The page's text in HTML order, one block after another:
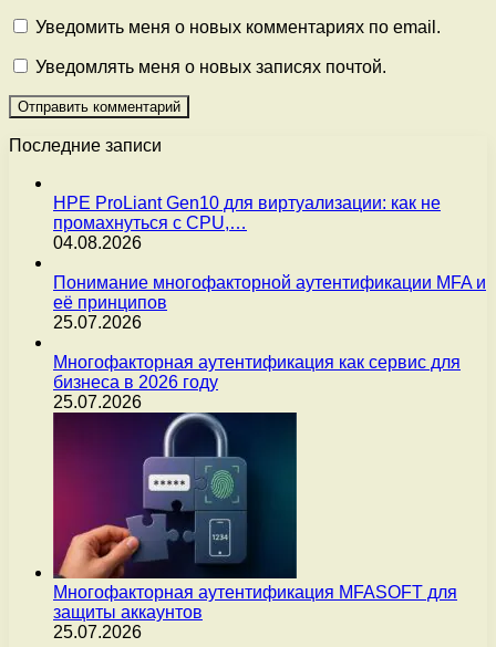
Уведомить меня о новых комментариях по email.
Уведомлять меня о новых записях почтой.
Последние записи
HPE ProLiant Gen10 для виртуализации: как не
промахнуться с CPU,…
04.08.2026
Понимание многофакторной аутентификации MFA и
её принципов
25.07.2026
Многофакторная аутентификация как сервис для
бизнеса в 2026 году
25.07.2026
Многофакторная аутентификация MFASOFT для
защиты аккаунтов
25.07.2026